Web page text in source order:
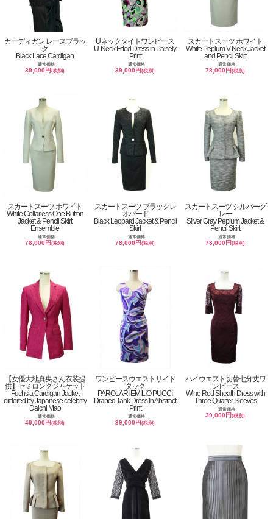
カーディガン レースブラッ
ク
Black Lace Cardigan
通常価格
39,000円(税別)
Uネックタイトワンピース
U-Neck Fitted Dress in Paisely
Print
通常価格
39,000円(税別)
スカートスーツ ホワイト
White Peplum V-Neck Jacket
and Pencil Skirt
通常価格
78,000円(税別)
スカートスーツ ホワイト
White Collarless One Button
Jacket & Pencil Skirt
Ensemble
通常価格
78,000円(税別)
スカートスーツ ブラックレ
オパード
Black Leopard Jacket & Pencil
Skirt
通常価格
78,000円(税別)
スカートスーツ シルバーグ
レー
Silver Gray Peplum Jacket &
Pencil Skirt
通常価格
78,000円(税別)
【女優大地真央さん衣装提
供】セミロングジャケット
Fuchsia Cardigan Jacket
ordered by Japanese celebrity
Daichi Mao
通常価格
49,000円(税別)
ワンピースウエストサイド
タック
PAROLARI EMILIO PUCCI
Draped Tank Dress In Abstract
Print
通常価格
39,000円(税別)
ハイウエスト切替七分丈ワ
ンピース
Wine Red Sheath Dress with
Three Quarter Sleeves
通常価格
39,000円(税別)